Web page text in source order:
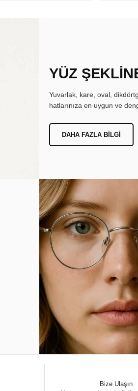
YÜZ
Yuvarlak, kare, oval,
hatlarınıza en uygun ve
DAHA FAZLA BILGI
Bize Ulaşın